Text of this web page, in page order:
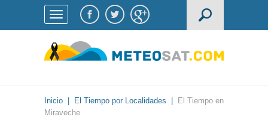
Inicio El Tiempo por Localidades
El Tiempo en
Miraveche